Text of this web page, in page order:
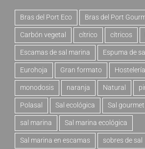
Bras del Port Eco Bras del Port
Carbón vegetal cítrico cítricos
Escamas de sal marina Espuma de
Eurohoja Gran formato Hostelería
monodosis naranja Natural
Polasal Sal ecológica Sal gourmet
sal marina Sal marina ecológica
Sal marina en escamas sobres de sal